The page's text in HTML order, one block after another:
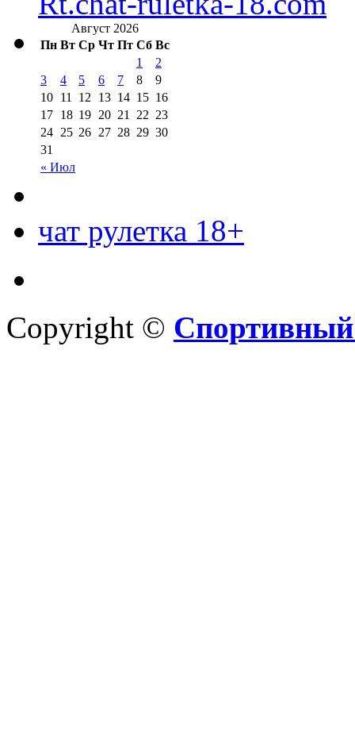
Август 2026
Пн Вт Ср Чт Пт Сб Вс
« Июл
1
2
3
4 5 6 7 8
9
10 11 12 13 14 15 16
17 18 19 20 21 22 23
24 25 26 27 28 29 30
31
чат рулетка 18+
Copyright © Спортивный